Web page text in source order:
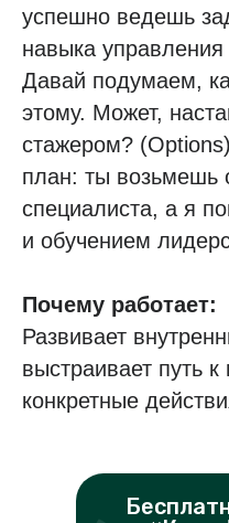
успешно ведешь
навыка
Давай подумаем,
этому. Может,
стажером?
план: ты возьмешь
специалиста, а я
и обучением
Почему работает:
Развивает
выстраивает путь
конкретные